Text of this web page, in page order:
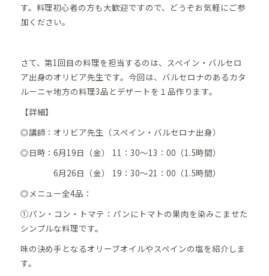
す。 料理初心者の方も大歓迎ですので、どうぞお気軽にご参
加ください。
さて、第1回目の料理を担当するのは、スペイン・バルセロ
ア出身のオリビア先生です。今回は、 バルセロナのある カタ
ルーニャ地方の料理3品とデザートを１品作ります。
【詳細】
◎講師：オリビア先生（スペイン・バルセロナ出身）
◎日時：6月19日（金） 11：30～13：00（1.5時間）
6月26日（金） 19：30～21：00（1.5時間）
◎メニュー全4品：
①パン・コン・トマテ： パンにトマトの果肉を染みこませた
シンプルな料理です。
味の決め手となるオリーブオイルやスペインの塩を紹介しま
す。